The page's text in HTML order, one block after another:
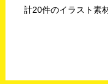
計20件のイラスト素